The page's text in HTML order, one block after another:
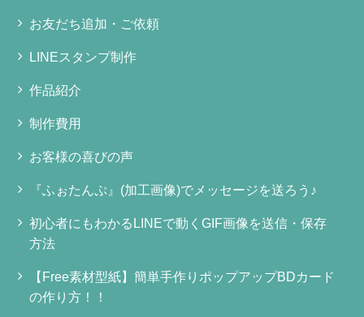
お友だち追加・ご依頼
LINEスタンプ制作
作品紹介
制作費用
お客様の喜びの声
『ふぉたんぷ』(加工画像)でメッセージを送ろう♪
初心者にもわかるLINEで動くGIF画像を送信・保存
方法
【Free素材型紙】簡単手作りポップアップBDカード
の作り方！！